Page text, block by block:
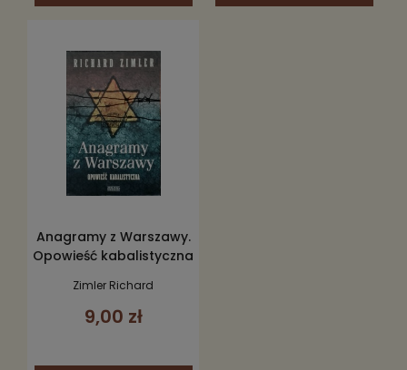
Anagramy z Warszawy.
Opowieść kabalistyczna
Zimler Richard
9,00 zł